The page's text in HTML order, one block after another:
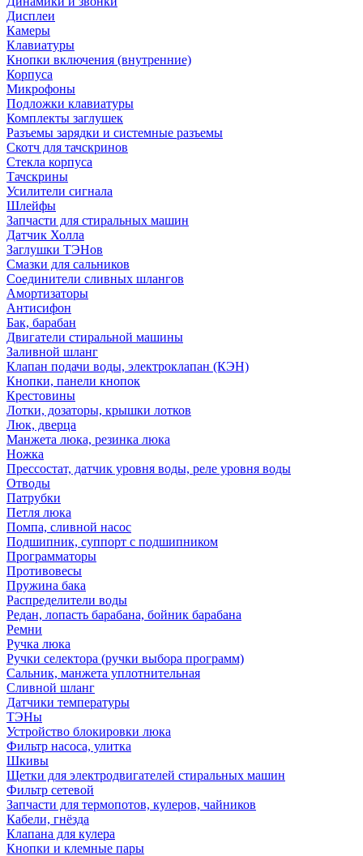
Дисплеи
Камеры
Клавиатуры
Кнопки включения (внутренние)
Корпуса
Микрофоны
Подложки клавиатуры
Комплекты заглушек
Разъемы зарядки и системные разъемы
Скотч для тачскринов
Стекла корпуса
Тачскрины
Усилители сигнала
Шлейфы
Запчасти для стиральных машин
Датчик Холла
Заглушки ТЭНов
Смазки для сальников
Соединители сливных шлангов
Амортизаторы
Антисифон
Бак, барабан
Двигатели стиральной машины
Заливной шланг
Клапан подачи воды, электроклапан (КЭН)
Кнопки, панели кнопок
Крестовины
Лотки, дозаторы, крышки лотков
Люк, дверца
Манжета люка, резинка люка
Ножка
Прессостат, датчик уровня воды, реле уровня воды
Отводы
Патрубки
Петля люка
Помпа, сливной насос
Подшипник, суппорт с подшипником
Программаторы
Противовесы
Пружина бака
Распределители воды
Редан, лопасть барабана, бойник барабана
Ремни
Ручка люка
Ручки селектора (ручки выбора программ)
Сальник, манжета уплотнительная
Сливной шланг
Датчики температуры
ТЭНы
Устройство блокировки люка
Фильтр насоса, улитка
Шкивы
Щетки для электродвигателей стиральных машин
Фильтр сетевой
Запчасти для термопотов, кулеров, чайников
Кабели, гнёзда
Клапана для кулера
Кнопки и клемные пары